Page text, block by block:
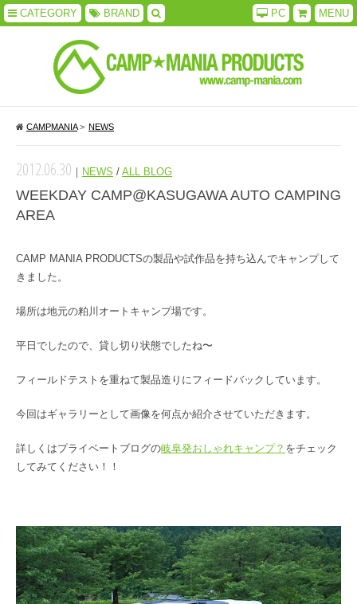
CATEGORY BRAND MENU
PC
CAMPMANIA> NEWS
2012.06.30 ｜ NEWS / ALL BLOG
WEEKDAY CAMP@KASUGAWA AUTO CAMPING
AREA
CAMP MANIA PRODUCTSの製品や試作品を持ち込んでキャンプして
きました。
場所は地元の粕川オートキャンプ場です。
平日でしたので、貸し切り状態でしたね〜
フィールドテストを重ねて製品造りにフィードバックしています。
今回はギャラリーとして画像を何点か紹介させていただきます。
詳しくはプライベートブログの岐阜発おしゃれキャンプ？ をチェック
してみてください！！